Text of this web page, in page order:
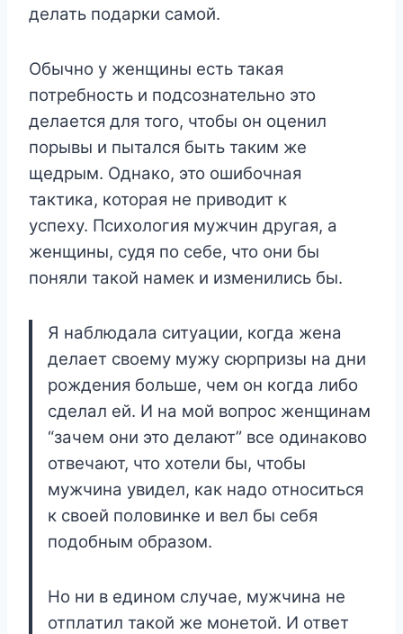
делать подарки самой.
Обычно у женщины есть такая
потребность и подсознательно это
делается для того, чтобы он оценил
порывы и пытался быть таким же
щедрым. Однако, это ошибочная
тактика, которая не приводит к
успеху. Психология мужчин другая, а
женщины, судя по себе, что они бы
поняли такой намек и изменились бы.
Я наблюдала ситуации, когда жена
делает своему мужу сюрпризы на дни
рождения больше, чем он когда либо
сделал ей. И на мой вопрос женщинам
“зачем они это делают” все одинаково
отвечают, что хотели бы, чтобы
мужчина увидел, как надо относиться
к своей половинке и вел бы себя
подобным образом.
Но ни в едином случае, мужчина не
отплатил такой же монетой. И ответ